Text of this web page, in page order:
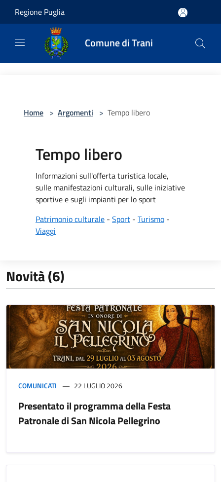
Regione Puglia
Comune di Trani
Home > Argomenti > Tempo libero
Tempo libero
Informazioni sull'offerta turistica locale,
sulle manifestazioni culturali, sulle iniziative
sportive e sugli impianti per lo sport
Patrimonio culturale - Sport - Turismo -
Viaggi
Novità (6)
COMUNICATI 22 LUGLIO 2026
Presentato il programma della Festa
Patronale di San Nicola Pellegrino